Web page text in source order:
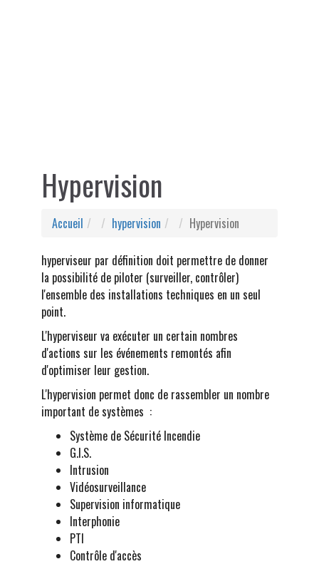
Hypervision
Accueil hypervision Hypervision
hyperviseur par définition doit permettre de donner
la possibilité de piloter (surveiller, contrôler)
l'ensemble des installations techniques en un seul
point.
L'hyperviseur va exécuter un certain nombres
d'actions sur les événements remontés afin
d'optimiser leur gestion.
L'hypervision permet donc de rassembler un nombre
important de systèmes :
Système de Sécurité Incendie
G.I.S.
Intrusion
Vidéosurveillance
Supervision informatique
Interphonie
PTI
Contrôle d'accès